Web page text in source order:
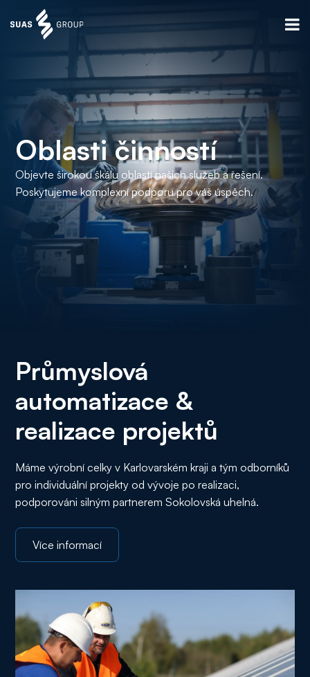
Oblasti činností
Objevte širokou škálu oblastí našich služeb a řešení.
Poskytujeme komplexní podporu pro váš úspěch.
Průmyslová
automatizace &
realizace projektů
Máme výrobní celky v Karlovarském kraji a tým odborníků
pro individuální projekty od vývoje po realizaci,
podporováni silným partnerem Sokolovská uhelná.
Více informací